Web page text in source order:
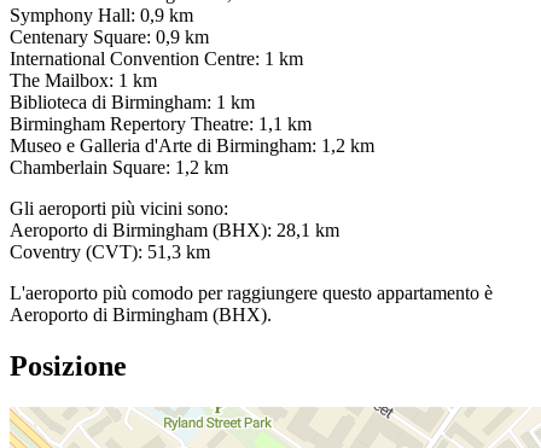
Symphony Hall: 0,9 km
Centenary Square: 0,9 km
International Convention Centre: 1 km
The Mailbox: 1 km
Biblioteca di Birmingham: 1 km
Birmingham Repertory Theatre: 1,1 km
Museo e Galleria d'Arte di Birmingham: 1,2 km
Chamberlain Square: 1,2 km
Gli aeroporti più vicini sono:
Aeroporto di Birmingham (BHX): 28,1 km
Coventry (CVT): 51,3 km
L'aeroporto più comodo per raggiungere questo appartamento è
Aeroporto di Birmingham (BHX).
Posizione